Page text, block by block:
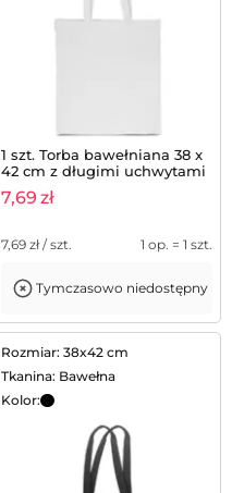
1 szt. Torba bawełniana 38 x
42 cm z długimi uchwytami
- biała
7,69 zł
7,69 zł / szt. 1 op. = 1 szt.
Tymczasowo niedostępny
Rozmiar: 38x42 cm
Tkanina: Bawełna
Kolor: